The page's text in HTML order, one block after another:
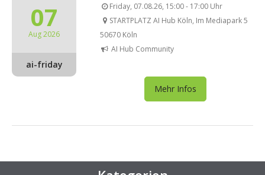
07
Aug 2026
ai-friday
Friday, 07.08.26, 15:00 - 17:00 Uhr
STARTPLATZ AI Hub Köln, Im Mediapark 5
50670 Köln
AI Hub Community
Mehr Infos